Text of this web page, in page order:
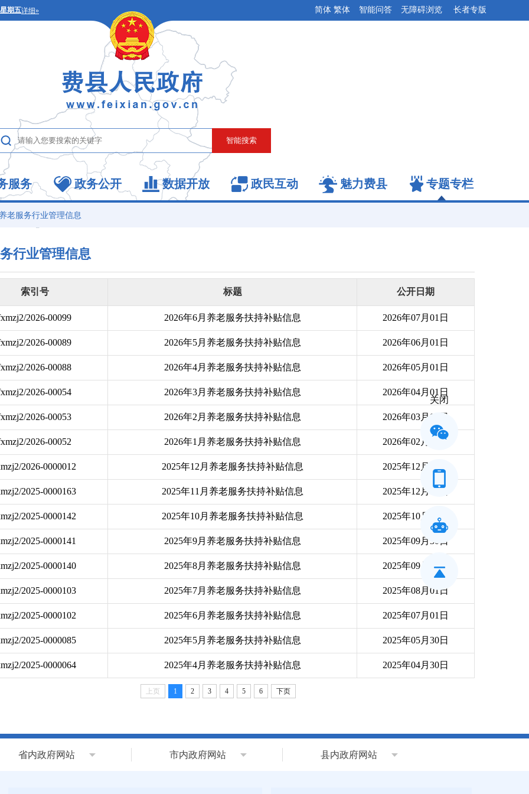
智能问答 无障碍浏览 长者专版
简体 繁体
服务 政务公开 数据开放 政民互动 魅力费县 专题专栏
养老服务行业管理信息
行业管理信息
索引号 标题 公开日期
2026-00099 2026年6月养老服务扶持补贴信息 2026年07月01日
2026-00089 2026年5月养老服务扶持补贴信息 2026年06月01日
2026-00088 2026年4月养老服务扶持补贴信息 2026年05月01日
2026-00054 2026年3月养老服务扶持补贴信息 2026年04月01日
2026-00053 2026年2月养老服务扶持补贴信息 2026年03月02日
2026-00052 2026年1月养老服务扶持补贴信息 2026年02月02日
2026-0000012 2025年12月养老服务扶持补贴信息 2025年12月31日
2025-0000163 2025年11月养老服务扶持补贴信息 2025年12月03日
2025-0000142 2025年10月养老服务扶持补贴信息 2025年10月31日
2025-0000141 2025年9月养老服务扶持补贴信息 2025年09月30日
2025-0000140 2025年8月养老服务扶持补贴信息 2025年09月01日
2025-0000103 2025年7月养老服务扶持补贴信息 2025年08月01日
2025-0000102 2025年6月养老服务扶持补贴信息 2025年07月01日
2025-0000085 2025年5月养老服务扶持补贴信息 2025年05月30日
2025-0000064 2025年4月养老服务扶持补贴信息 2025年04月30日
上页 1 2 3 4 5 6 下页
省内政府网站 市内政府网站 县内政府网站
关闭